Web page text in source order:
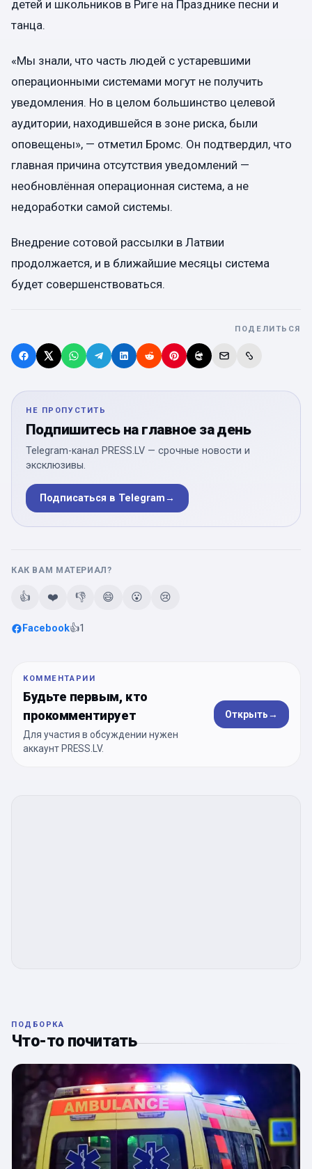
детей и школьников в Риге на Празднике песни и
танца.
«Мы знали, что часть людей с устаревшими
операционными системами могут не получить
уведомления. Но в целом большинство целевой
аудитории, находившейся в зоне риска, были
оповещены», — отметил Бромс. Он подтвердил, что
главная причина отсутствия уведомлений —
необновлённая операционная система, а не
недоработки самой системы.
Внедрение сотовой рассылки в Латвии
продолжается, и в ближайшие месяцы система
будет совершенствоваться.
ПОДЕЛИТЬСЯ
НЕ ПРОПУСТИТЬ
Подпишитесь на главное за день
Telegram-канал PRESS.LV — срочные новости и
эксклюзивы.
Подписаться в Telegram→
КАК ВАМ МАТЕРИАЛ?
👍 ❤️ 👎 😄 😮 😢
Facebook👍1
КОММЕНТАРИИ
Будьте первым, кто
прокомментирует
Для участия в обсуждении нужен
аккаунт PRESS.LV.
Открыть→
ПОДБОРКА
Что-то почитать